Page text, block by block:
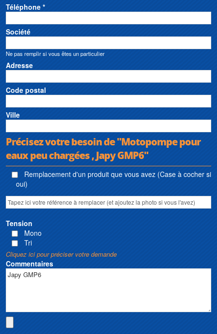
Téléphone *
Société
Ne pas remplir si vous êtes un particulier
Adresse
Code postal
Ville
Précisez votre besoin de "Motopompe pour
eaux peu chargées , Japy GMP6"
Remplacement d'un produit que vous avez (Case à cocher si
oui)
Tension
Mono
Tri
Cliquez ici pour préciser votre demande
Commentaires